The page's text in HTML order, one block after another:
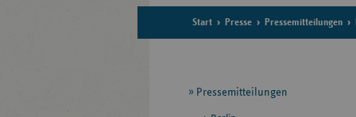
Start Presse Pressemitteilungen
Seitennavigation
Pressemitteilungen